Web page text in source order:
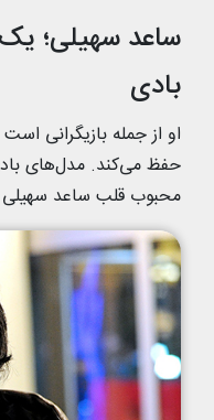
ساعد سهیلی؛
بادی
او از جمله بازیگرانی
حفظ می‌کند. مدل‌های
محبوب قلب ساعد